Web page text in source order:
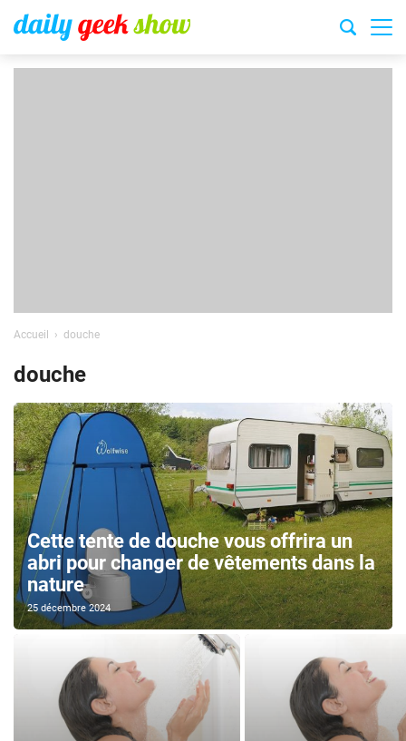
Accueil douche
douche
Cette tente de douche vous offrira un
abri pour changer de vêtements dans la
nature
25 décembre 2024